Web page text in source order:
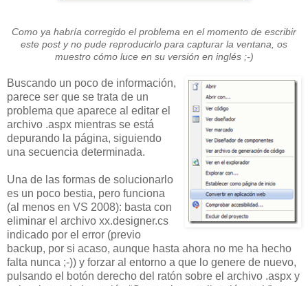
Como ya habría corregido el problema en el momento de escribir
este post y no pude reproducirlo para capturar la ventana, os
muestro cómo luce en su versión en inglés ;-)
Buscando un poco de información,
parece ser que se trata de un
problema que aparece al editar el
archivo .aspx mientras se está
depurando la página, siguiendo
una secuencia determinada.
Una de las formas de solucionarlo
es un poco bestia, pero funciona
(al menos en VS 2008): basta con
eliminar el archivo xx.designer.cs
indicado por el error (previo
backup, por si acaso, aunque hasta ahora no me ha hecho
falta nunca ;-)) y forzar al entorno a que lo genere de nuevo,
pulsando el botón derecho del ratón sobre el archivo .aspx y